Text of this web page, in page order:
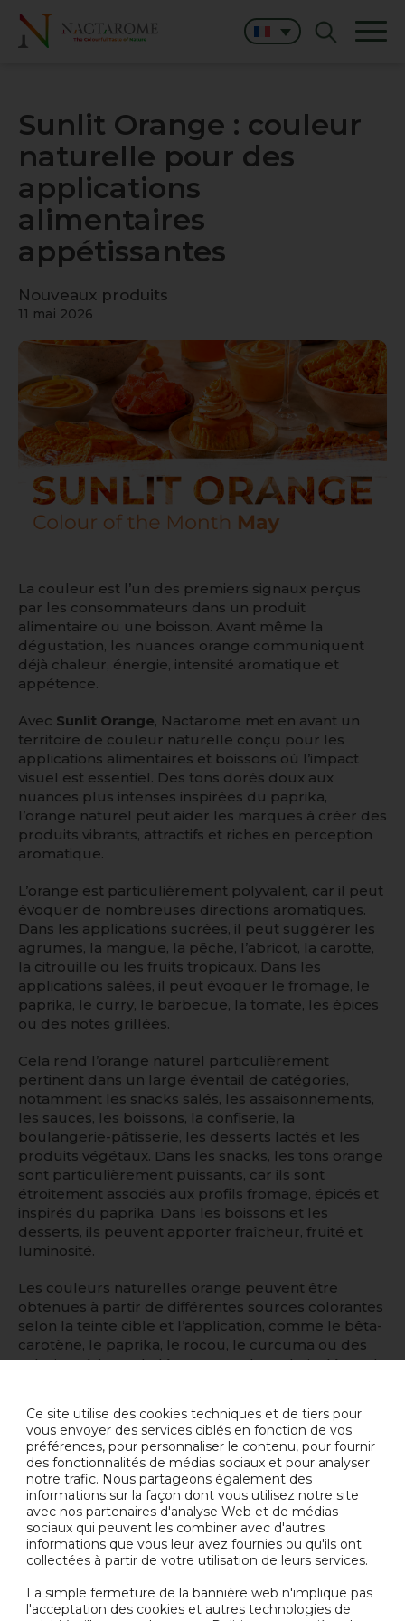
Sunlit Orange : couleur
naturelle pour des
applications
alimentaires
appétissantes
Nouveaux produits
11 mai 2026
La couleur est l’un des premiers signaux perçus
par les consommateurs dans un produit
alimentaire ou une boisson. Avant même la
dégustation, les nuances orange communiquent
déjà chaleur, énergie, intensité aromatique et
appétence.
Avec Sunlit Orange, Nactarome met en avant un
territoire de couleur naturelle conçu pour les
applications alimentaires et boissons où l’impact
visuel est essentiel. Des tons dorés doux aux
nuances plus intenses inspirées du paprika,
l’orange naturel peut aider les marques à créer des
produits vibrants, attractifs et riches en perception
aromatique.
L’orange est particulièrement polyvalent, car il peut
évoquer de nombreuses directions aromatiques.
Dans les applications sucrées, il peut suggérer les
agrumes, la mangue, la pêche, l’abricot, la carotte,
la citrouille ou les fruits tropicaux. Dans les
applications salées, il peut évoquer le fromage, le
paprika, le curry, le barbecue, la tomate, les épices
ou des notes grillées.
Cela rend l’orange naturel particulièrement
pertinent dans un large éventail de catégories,
notamment les snacks salés, les assaisonnements,
les sauces, les boissons, la confiserie, la
boulangerie-pâtisserie, les desserts lactés et les
produits végétaux. Dans les snacks, les tons orange
sont particulièrement puissants, car ils sont
étroitement associés aux profils fromage, épicés et
inspirés du paprika. Dans les boissons et les
desserts, ils peuvent apporter fraîcheur, fruité et
luminosité.
Les couleurs naturelles orange peuvent être
obtenues à partir de différentes sources colorantes
selon la teinte cible et l’application, comme le bêta-
carotène, le paprika, le rocou, le curcuma ou des
solutions à base de légumes. Le bon choix dépend
aqueuse, de l’exposition à la lumière, des attentes
en matière de durée de conservation et des
exigences réglementaires locales.
Chez Nactarome, nous accompagnons les marques
dans la sélection de solutions de couleurs
naturelles qui sont non seulement visuellement
attractives, mais aussi adaptées aux applications
alimentaires réelles. Car la couleur n’est pas
seulement décorative. Elle fait partie de la
promesse sensorielle du produit.
Ce site utilise des cookies techniques et de tiers pour
vous envoyer des services ciblés en fonction de vos
préférences, pour personnaliser le contenu, pour fournir
des fonctionnalités de médias sociaux et pour analyser
notre trafic. Nous partageons également des
informations sur la façon dont vous utilisez notre site
avec nos partenaires d'analyse Web et de médias
sociaux qui peuvent les combiner avec d'autres
informations que vous leur avez fournies ou qu'ils ont
collectées à partir de votre utilisation de leurs services.
La simple fermeture de la bannière web n'implique pas
l'acceptation des cookies et autres technologies de